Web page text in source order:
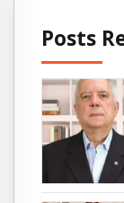
Posts